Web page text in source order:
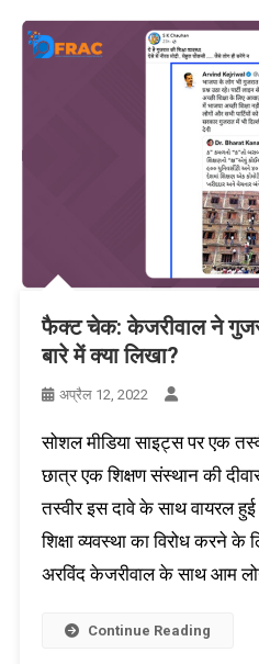
फैक्ट चेक: केजरीवाल ने
बारे में क्या लिखा?
अप्रैल 12, 2022
सोशल मीडिया साइट्स पर एक
छात्र एक शिक्षण संस्थान की
तस्वीर इस दावे के साथ वायरल
शिक्षा व्यवस्था का विरोध करने
अरविंद केजरीवाल के साथ आम
Continue Reading